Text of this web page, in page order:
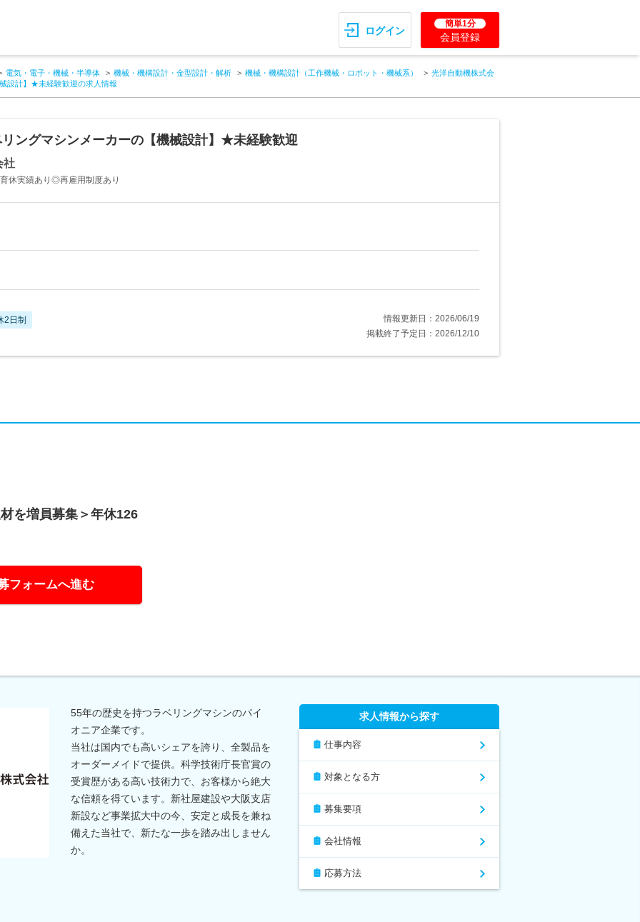
ログイン
簡単1分
会員登録
電気・電子・機械・半導体 機械・機構設計・金型設計・解析 機械・機構設計（工作機械・ロボット・機械系）
光洋自動機株式会
設計】★未経験歓迎の求人情報
ングマシンメーカーの【機械設計】★未経験歓迎
社
休実績あり◎再雇用制度あり
2日制
情報更新日：2026/06/19
掲載終了予定日：2026/12/10
を増員募集＞年休126
フォームへ進む
55年の歴史を持つラベリングマシンのパイ
オニア企業です。
当社は国内でも高いシェアを誇り、全製品を
オーダーメイドで提供。科学技術庁長官賞の
受賞歴がある高い技術力で、お客様から絶大
な信頼を得ています。新社屋建設や大阪支店
新設など事業拡大中の今、安定と成長を兼ね
備えた当社で、新たな一歩を踏み出しません
か。
求人情報から探す
仕事内容
対象となる方
募集要項
会社情報
応募方法